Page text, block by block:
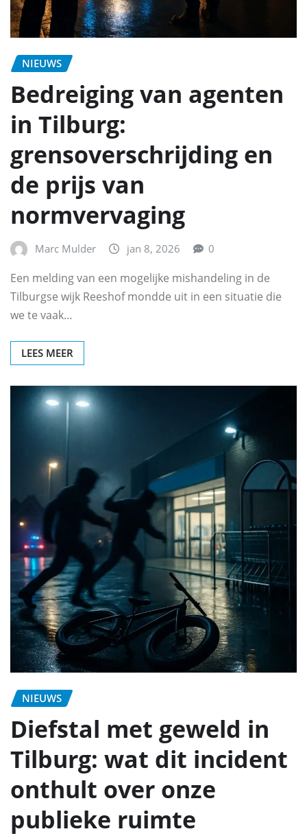
NIEUWS
Bedreiging van agenten
in Tilburg:
grensoverschrijding en
de prijs van
normvervaging
Marc Mulder jan 8, 2026 0
Een melding van een mogelijke mishandeling in de
Tilburgse wijk Reeshof mondde uit in een situatie die
we te vaak…
LEES MEER
NIEUWS
Diefstal met geweld in
Tilburg: wat dit incident
onthult over onze
publieke ruimte